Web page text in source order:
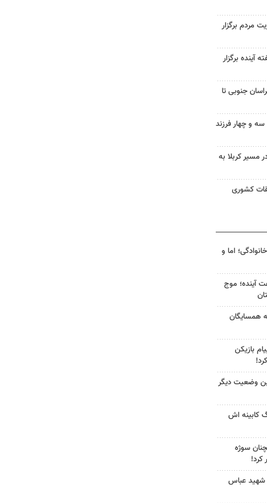
مردم برگزار
برگزار
جنوبی تا
و چهار فرزند
مسیر کربلا به
کشوری
اما و
کشور در ۷۲ ساعت آینده؛ موج
همسایگان
بازیکن
وضعیت دیگر
کابینه اش
سوژه
کرد!
شهید عباس